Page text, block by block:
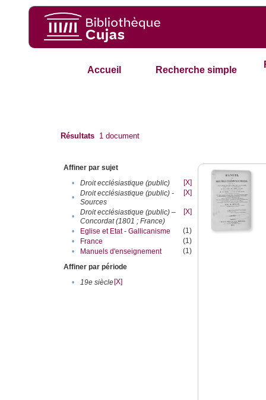
Accueil Recherche simple
Résultats 1 document
Affiner par sujet
•
Droit ecclésiastique (public)
[X]
•
Droit ecclésiastique (public) -
Sources
[X]
•
Droit ecclésiastique (public) –
Concordat (1801 ; France)
[X]
• Eglise et Etat - Gallicanisme
(1)
•
France
(1)
•
Manuels d'enseignement
(1)
Affiner par période
•
19e siècle[X]